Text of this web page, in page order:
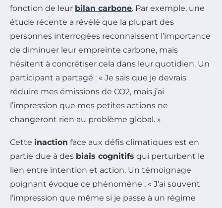
fonction de leur bilan carbone. Par exemple, une
étude récente a révélé que la plupart des
personnes interrogées reconnaissent l’importance
de diminuer leur empreinte carbone, mais
hésitent à concrétiser cela dans leur quotidien. Un
participant a partagé : « Je sais que je devrais
réduire mes émissions de CO2, mais j’ai
l’impression que mes petites actions ne
changeront rien au problème global. »
Cette inaction face aux défis climatiques est en
partie due à des biais cognitifs qui perturbent le
lien entre intention et action. Un témoignage
poignant évoque ce phénomène : « J’ai souvent
l’impression que même si je passe à un régime